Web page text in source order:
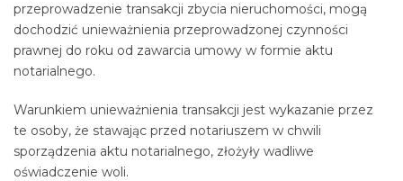
przeprowadzenie transakcji zbycia nieruchomości, mogą
dochodzić unieważnienia przeprowadzonej czynności
prawnej do roku od zawarcia umowy w formie aktu
notarialnego.
Warunkiem unieważnienia transakcji jest wykazanie przez
te osoby, że stawając przed notariuszem w chwili
sporządzenia aktu notarialnego, złożyły wadliwe
oświadczenie woli.